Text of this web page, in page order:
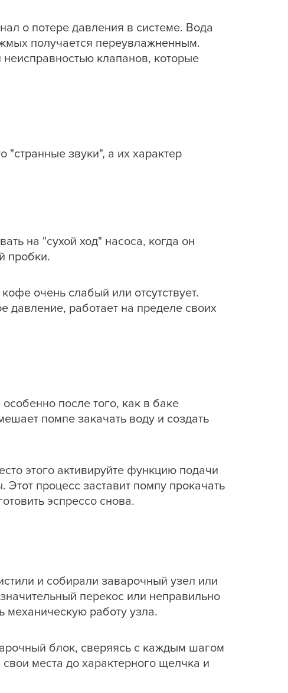
о потере давления в системе. Вода
получается переувлажненным.
клапанов, которые
звуки", а их характер
на "сухой ход" насоса, когда он
пробки.
очень слабый или отсутствует.
давление, работает на пределе своих
после того, как в баке
помпе закачать воду и создать
этого активируйте функцию подачи
процесс заставит помпу прокачать
эспрессо снова.
и собирали заварочный узел или
перекос или неправильно
механическую работу узла.
блок, сверяясь с каждым шагом
места до характерного щелчка и